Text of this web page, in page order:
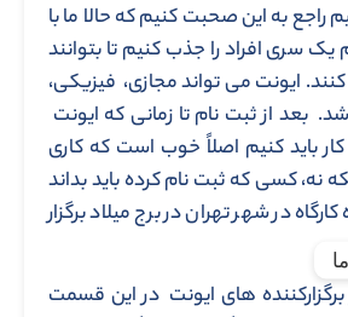
راجع به این صحبت کنیم که حالا ما با
سری افراد را جذب کنیم تا بتوانند
کنند. ایونت می تواند مجازی، فیزیکی،
بعد از ثبت نام تا زمانی که ایونت
باید کنیم اصلاً خوب است که کاری
نه، کسی که ثبت نام کرده باید بداند
در شهر تهران در برج میلاد برگزار
های ایونت در این قسمت